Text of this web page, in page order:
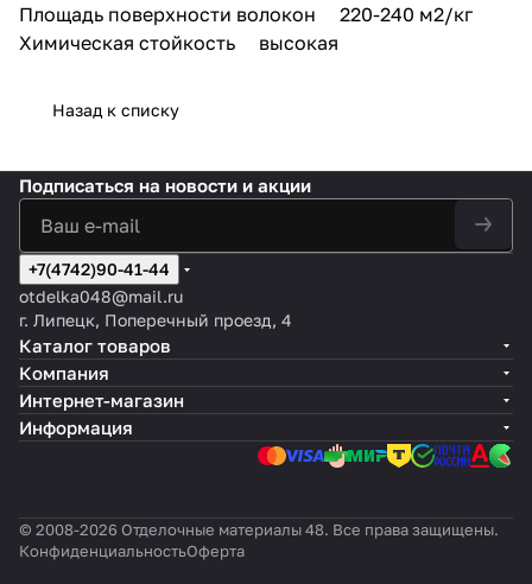
Площадь поверхности волокон 220-240 м2/кг
Химическая стойкость высокая
Назад к списку
Подписаться на новости и акции
+7(4742)90-41-44
otdelka048@mail.ru
г. Липецк, Поперечный проезд, 4
Каталог товаров
Компания
Интернет-магазин
Информация
© 2008-2026 Отделочные материалы 48. Все права защищены.
КонфиденциальностьОферта